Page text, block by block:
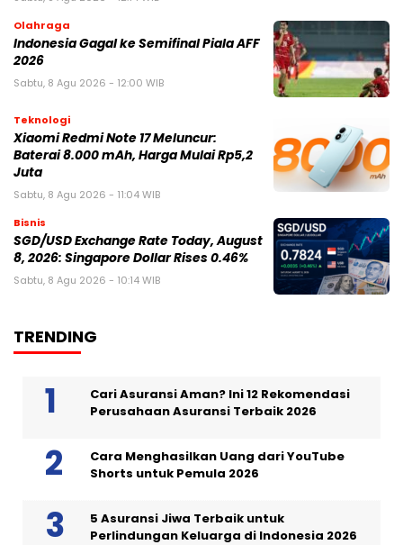
Olahraga
Indonesia Gagal ke Semifinal Piala AFF
2026
Sabtu, 8 Agu 2026 - 12:00 WIB
Teknologi
Xiaomi Redmi Note 17 Meluncur:
Baterai 8.000 mAh, Harga Mulai Rp5,2
Juta
Sabtu, 8 Agu 2026 - 11:04 WIB
Bisnis
SGD/USD Exchange Rate Today, August
8, 2026: Singapore Dollar Rises 0.46%
Sabtu, 8 Agu 2026 - 10:14 WIB
TRENDING
Cari Asuransi Aman? Ini 12 Rekomendasi
Perusahaan Asuransi Terbaik 2026
Cara Menghasilkan Uang dari YouTube
Shorts untuk Pemula 2026
5 Asuransi Jiwa Terbaik untuk
Perlindungan Keluarga di Indonesia 2026